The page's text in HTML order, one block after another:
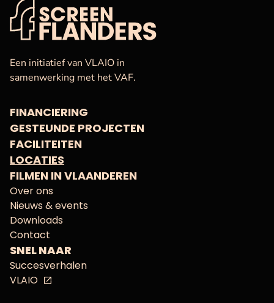
VAF
Een initiatief van VLAIO in
samenwerking met het VAF.
FINANCIERING
GESTEUNDE PROJECTEN
FACILITEITEN
LOCATIES
FILMEN IN VLAANDEREN
Over ons
Nieuws & events
Downloads
Contact
SNEL NAAR
Succesverhalen
VLAIO